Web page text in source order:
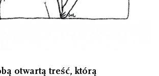
otwartą treść, którą